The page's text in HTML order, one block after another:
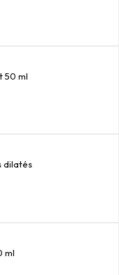
50 ml
dilatés
ml